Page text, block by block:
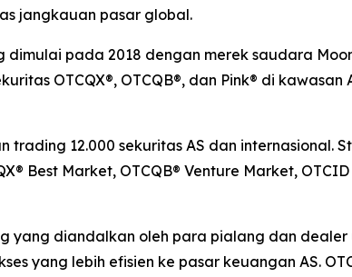
jangkauan pasar global.
pada 2018 dengan merek saudara
OTCQX®, OTCQB®, dan Pink® di kawasan
trading 12.000 sekuritas AS dan internasional.
Best Market, OTCQB® Venture Market,
yang diandalkan oleh para pialang dan dealer
yang lebih efisien ke pasar keuangan AS.